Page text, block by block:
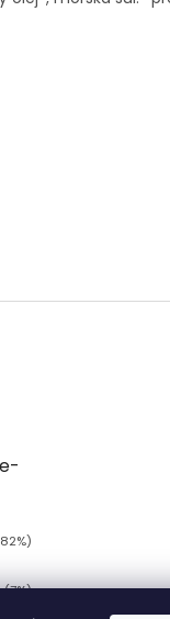
(7%)